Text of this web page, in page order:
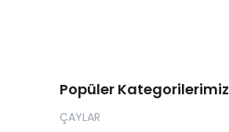
Popüler Kategorilerimiz
ÇAYLAR